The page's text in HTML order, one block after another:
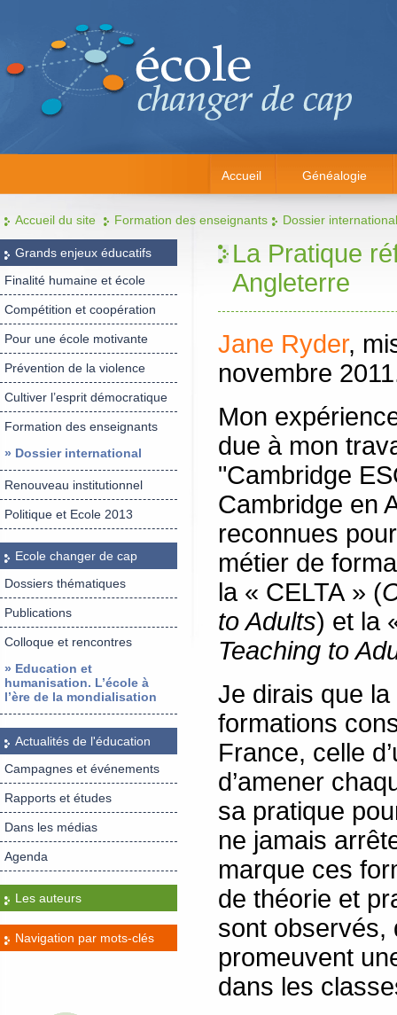
Accueil Généalogie
Accueil du site Formation des enseignants Dossier international
Grands enjeux éducatifs
Finalité humaine et école
Compétition et coopération
Pour une école motivante
Prévention de la violence
Cultiver l’esprit démocratique
Formation des enseignants
» Dossier international
Renouveau institutionnel
Politique et Ecole 2013
Ecole changer de cap
Dossiers thématiques
Publications
Colloque et rencontres
» Education et
humanisation. L’école à
l’ère de la mondialisation
Actualités de l'éducation
Campagnes et événements
Rapports et études
Dans les médias
Agenda
Les auteurs
Navigation par mots-clés
La Pratique
Angleterre
Jane Ryder,
novembre
Mon
due à mon
"Cambridge
Cambridge en
reconnues
métier de
la « CELTA » (
to Adults) et la
Teaching to
Je dirais que
formations
France, celle
d’amener
sa pratique
ne jamais
marque ces
de théorie et
sont observés,
promeuvent
dans les